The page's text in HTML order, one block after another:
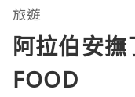
旅遊
阿拉伯安
FOOD